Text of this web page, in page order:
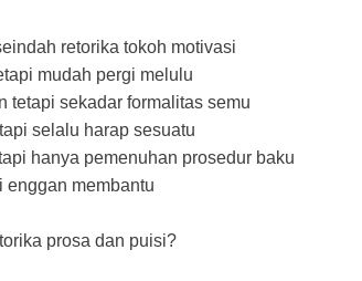
retorika tokoh motivasi
mudah pergi melulu
tetapi sekadar formalitas semu
selalu harap sesuatu
hanya pemenuhan prosedur baku
enggan membantu
prosa dan puisi?